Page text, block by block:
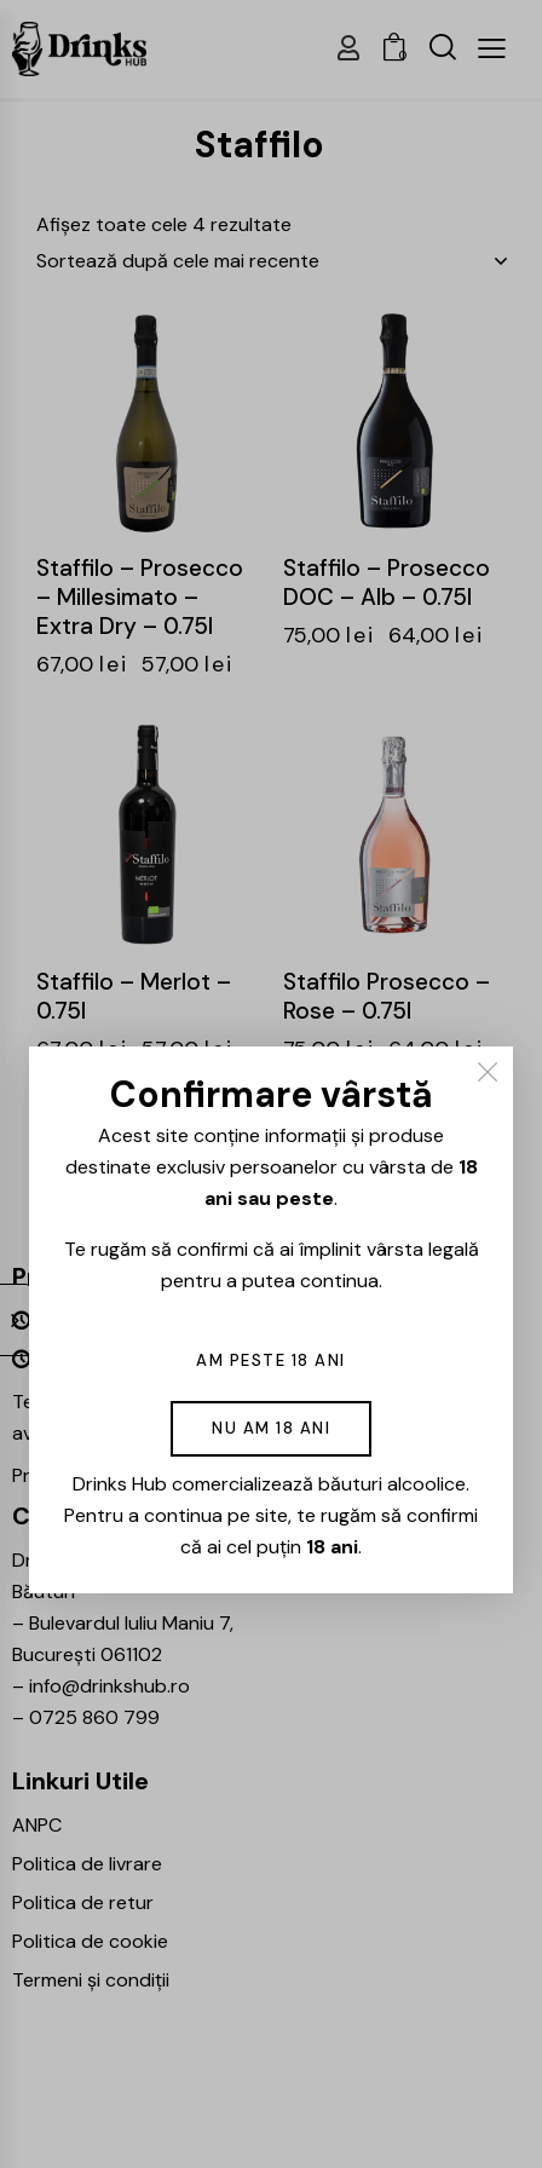
0
Staffilo
Afișez toate cele 4 rezultate
Staffilo – Prosecco
– Millesimato –
Extra Dry – 0.75l
67,00 lei 57,00 lei
Staffilo – Prosecco
DOC – Alb – 0.75l
75,00 lei 64,00 lei
Staffilo – Merlot –
0.75l
67,00lei 57,00lei
Staffilo Prosecco –
Rose – 0.75l
75,00lei 64,00lei
Program
Sâmbătă – Duminică Închis
Te așteptăm și în magazinul nostru din București –
avem mereu reduceri speciale la băuturile preferate!
Proiecte partenere:Ezotera
Contact
Drinks Hub – Magazin de
Băuturi
– Bulevardul Iuliu Maniu 7,
București 061102
– info@drinkshub.ro
– 0725 860 799
Linkuri Utile
ANPC
Politica de livrare
Politica de retur
Politica de cookie
Termeni și condiții
Confirmare vârstă
Acest site conține informații și produse
destinate exclusiv persoanelor cu vârsta de 18
ani sau peste.
Te rugăm să confirmi că ai împlinit vârsta legală
pentru a putea continua.
AM PESTE 18 ANI
NU AM 18 ANI
Drinks Hub comercializează băuturi alcoolice.
Pentru a continua pe site, te rugăm să confirmi
că ai cel puțin 18 ani.